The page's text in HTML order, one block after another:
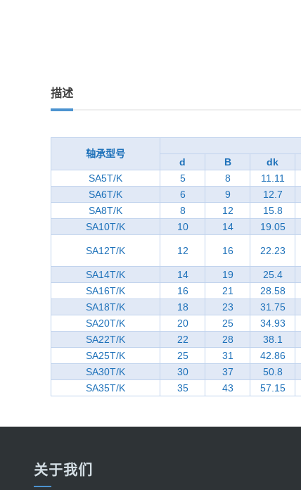
描述
轴承型号
d B dk
SA5T/K
5 8 11.11
SA6T/K
6 9 12.7
SA8T/K
8 12 15.8
SA10T/K
10 14 19.05
SA12T/K 12 16 22.23
SA14T/K 14 19 25.4
SA16T/K
16 21 28.58
SA18T/K
18 23 31.75
SA20T/K
20 25 34.93
SA22T/K
22 28 38.1
SA25T/K
25 31 42.86
SA30T/K
30 37 50.8
SA35T/K
35 43 57.15
关于我们